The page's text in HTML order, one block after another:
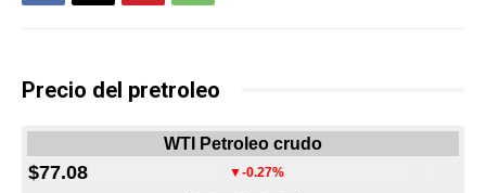
Precio del pretroleo
WTI Petroleo crudo
$77.08 ▼-0.27%